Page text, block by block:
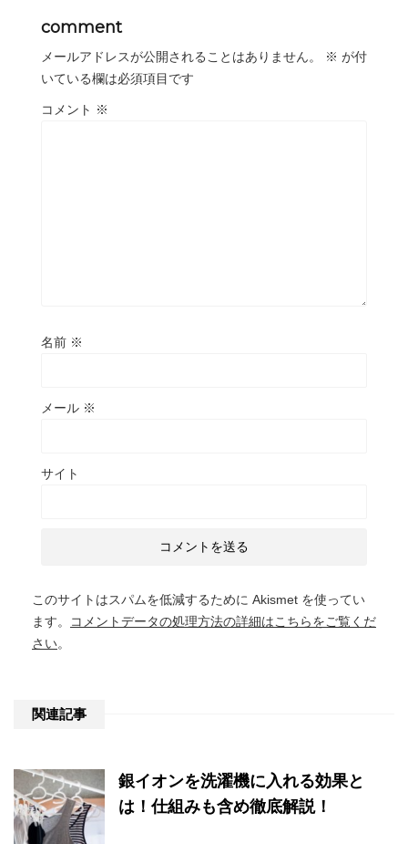
comment
メールアドレスが公開されることはありません。 ※ が付
いている欄は必須項目です
コメント ※
名前 ※
メール ※
サイト
このサイトはスパムを低減するために Akismet を使ってい
ます。
コメントデータの処理方法の詳細はこちらをご覧くだ
さい。
関連記事
銀イオンを洗濯機に入れる効果と
は！仕組みも含め徹底解説！